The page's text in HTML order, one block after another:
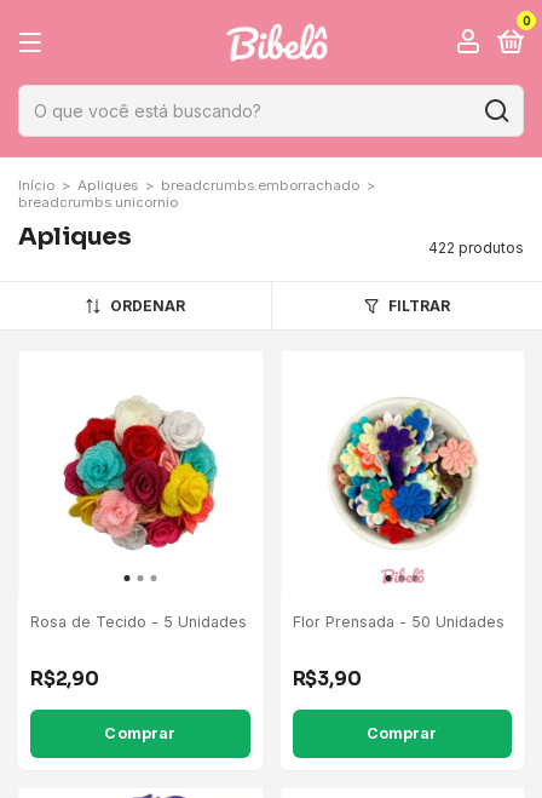
0
Início > Apliques > breadcrumbs.emborrachado >
breadcrumbs.unicornio
Apliques 422 produtos
ORDENAR FILTRAR
Rosa de Tecido - 5 Unidades
R$2,90
Comprar
Flor Prensada - 50 Unidades
R$3,90
Comprar